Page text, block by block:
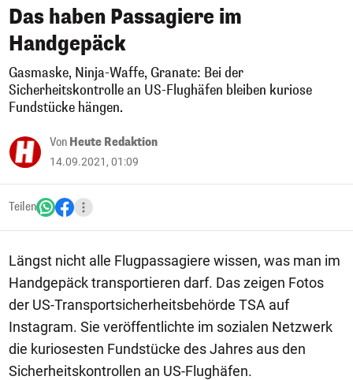
Das haben Passagiere im
Handgepäck
Gasmaske, Ninja-Waffe, Granate: Bei der
Sicherheitskontrolle an US-Flughäfen bleiben kuriose
Fundstücke hängen.
Von Heute Redaktion
14.09.2021, 01:09
Teilen
Längst nicht alle Flugpassagiere wissen, was man im
Handgepäck transportieren darf. Das zeigen Fotos
der US-Transportsicherheitsbehörde TSA auf
Instagram. Sie veröffentlichte im sozialen Netzwerk
die kuriosesten Fundstücke des Jahres aus den
Sicherheitskontrollen an US-Flughäfen.